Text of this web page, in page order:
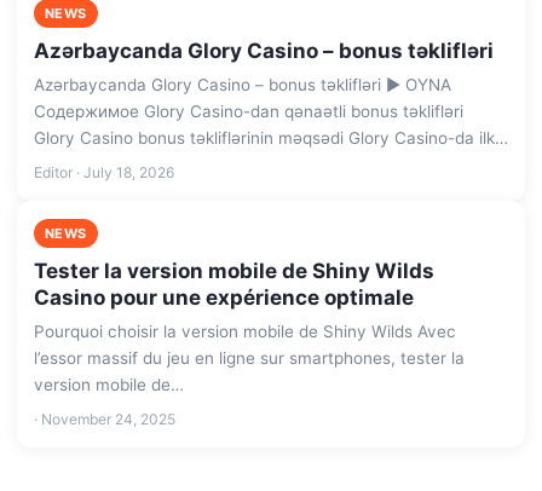
NEWS
Azərbaycanda Glory Casino – bonus təklifləri
Azərbaycanda Glory Casino – bonus təklifləri ▶️ OYNA
Содержимое Glory Casino-dan qənaətli bonus təklifləri
Glory Casino bonus təkliflərinin məqsədi Glory Casino-da ilk…
Editor · July 18, 2026
NEWS
Tester la version mobile de Shiny Wilds
Casino pour une expérience optimale
Pourquoi choisir la version mobile de Shiny Wilds Avec
l’essor massif du jeu en ligne sur smartphones, tester la
version mobile de…
· November 24, 2025